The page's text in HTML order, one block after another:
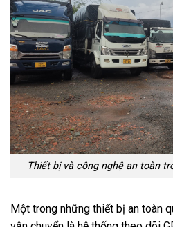
Thiết bị và công nghệ an toàn
Một trong những thiết bị an toàn